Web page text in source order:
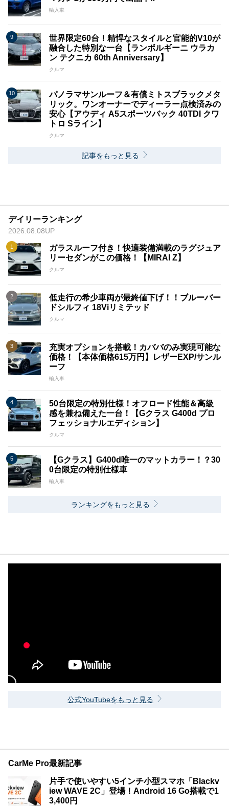
輸入車
世界限定60台！精悍なスタイルと官能的V10が
融合した特別な一台【ランボルギーニ ウラカ
ン テクニカ 60th Anniversary】
クルマ
パノラマサンルーフ＆有償ミトスブラックメタ
リック。ワンオーナーでディーラー点検済みの
安心【アウディ A5スポーツバック 40TDI クワ
トロ Sライン】
クルマ
記事をもっと見る
デイリーランキング
2026.08.08UP
ガラスルーフ付き！快適装備満載のラグジュア
リーセダンがこの価格！【MIRAI Z】
クルマ
低走行の希少車両が最終値下げ！！ブルーバー
ドシルフィ 18Viリミテッド
クルマ
充実オプションを搭載！カババのみ実現可能な
価格！【本体価格615万円】レザーEXP/サンル
ーフ
輸入車
50台限定の特別仕様！オフロード性能＆高級
感を兼ね備えた一台！【Gクラス G400d プロ
フェッショナルエディション】
クルマ
【Gクラス】G400d唯一のマットカラー！？30
0台限定の特別仕様車
輸入車
ランキングをもっと見る
公式YouTubeをもっと見る
CarMe Pro最新記事
片手で使いやすい5インチ小型スマホ「Blackv
iew WAVE 2C」登場！Android 16 Go搭載で1
3,400円